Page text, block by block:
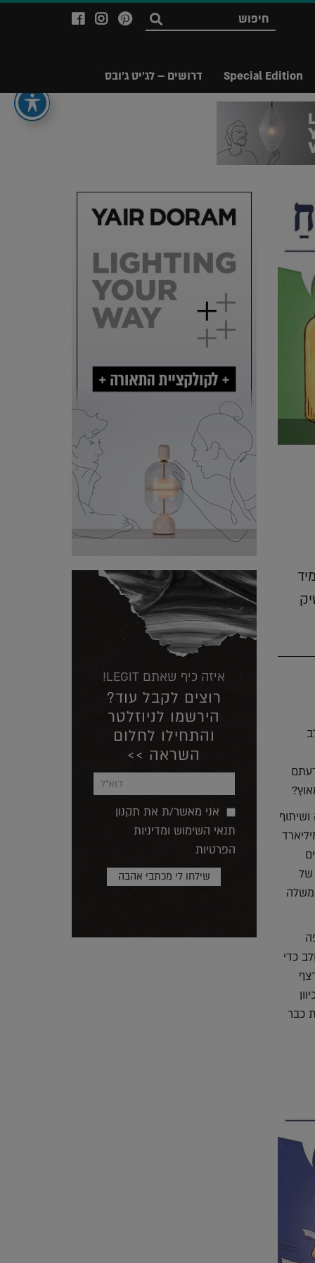
Special Edition דרושים – לג'יט ג'ובס
חפש
לעמוד
של
לעמוד
לג'יט
Legit
יום הולדתו של
כדי
כבר
איזה כיף שאתם LEGIT!
רוצים לקבל עוד?
הירשמו לניוזלטר
והתחילו לחלום
השראה >>
אני מאשר/ת את תקנון
תנאי השימוש ומדיניות
הפרטיות